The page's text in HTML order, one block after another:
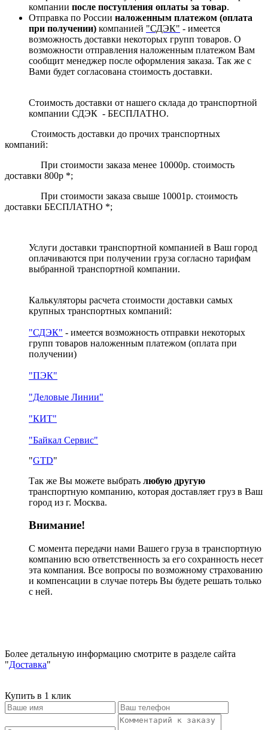
компании после поступления оплаты за товар.
Отправка по России наложенным платежом (оплата
при получении) компанией "СДЭК" - имеется
возможность доставки некоторых групп товаров. О
возможности отправления наложенным платежом Вам
сообщит менеджер после оформления заказа. Так же с
Вами будет согласована стоимость доставки.
Стоимость доставки от нашего склада до транспортной
компании СДЭК - БЕСПЛАТНО.
Стоимость доставки до прочих транспортных
компаний:
При стоимости заказа менее 10000р. стоимость
доставки 800р *;
При стоимости заказа свыше 10001р. стоимость
доставки БЕСПЛАТНО *;
Услуги доставки транспортной компанией в Ваш город
оплачиваются при получении груза согласно тарифам
выбранной транспортной компании.
Калькуляторы расчета стоимости доставки самых
крупных транспортных компаний:
"СДЭК" - имеется возможность отправки некоторых
групп товаров наложенным платежом (оплата при
получении)
"ПЭК"
"Деловые Линии"
"КИТ"
"Байкал Сервис"
"GTD"
Так же Вы можете выбрать любую другую
транспортную компанию, которая доставляет груз в Ваш
город из г. Москва.
Внимание!
С момента передачи нами Вашего груза в транспортную
компанию всю ответственность за его сохранность несет
эта компания. Все вопросы по возможному страхованию
и компенсации в случае потерь Вы будете решать только
с ней.
Более детальную информацию смотрите в разделе сайта
"Доставка"
Купить в 1 клик